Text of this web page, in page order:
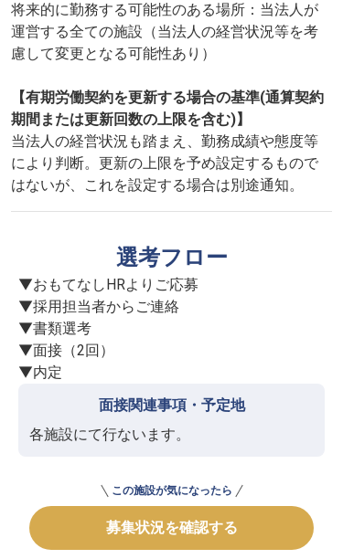
将来的に勤務する可能性のある場所：当法人が
運営する全ての施設（当法人の経営状況等を考
慮して変更となる可能性あり）
【有期労働契約を更新する場合の基準(通算契約
期間または更新回数の上限を含む)】
当法人の経営状況も踏まえ、勤務成績や態度等
により判断。更新の上限を予め設定するもので
はないが、これを設定する場合は別途通知。
選考フロー
▼おもてなしHRよりご応募
▼採用担当者からご連絡
▼書類選考
▼面接（2回）
▼内定
面接関連事項・予定地
各施設にて行ないます。
この施設が気になったら
募集状況を確認する